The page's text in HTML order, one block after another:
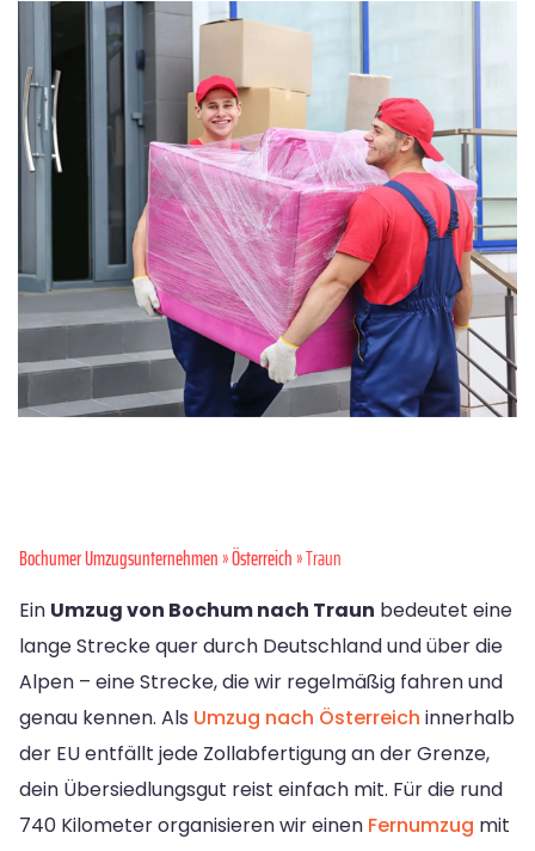
Bochumer Umzugsunternehmen»Österreich» Traun
Ein Umzug von Bochum nach Traun bedeutet eine
lange Strecke quer durch Deutschland und über die
Alpen – eine Strecke, die wir regelmäßig fahren und
genau kennen. Als Umzug nach Österreich innerhalb
der EU entfällt jede Zollabfertigung an der Grenze,
dein Übersiedlungsgut reist einfach mit. Für die rund
740 Kilometer organisieren wir einen Fernumzug mit